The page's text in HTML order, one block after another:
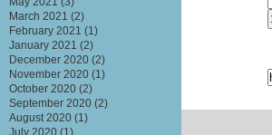
March 2021 (2)
February 2021 (1)
January 2021 (2)
December 2020 (2)
November 2020 (1)
October 2020 (2)
September 2020 (2)
August 2020 (1)
July 2020 (1)